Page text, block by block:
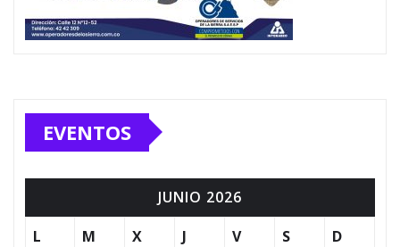
EVENTOS
JUNIO 2026
L
M X J V S D